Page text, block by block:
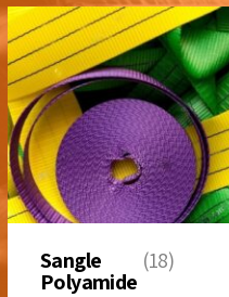
Sangle
Polyamide
(18)